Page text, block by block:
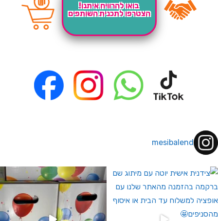
בואו להרוויח איתנו!
הצטרפו לתכנית השותפים
mesibalend
לחברי מועדון ומצטרפים חדשים🤍